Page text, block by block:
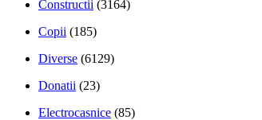
Constructii (3164)
Copii (185)
Diverse (6129)
Donatii (23)
Electrocasnice (85)